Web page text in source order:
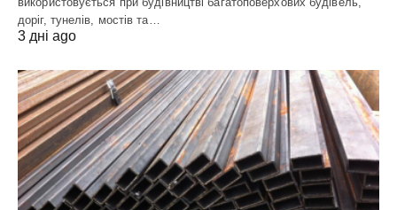
доріг, тунелів, мостів та…
3 дні ago